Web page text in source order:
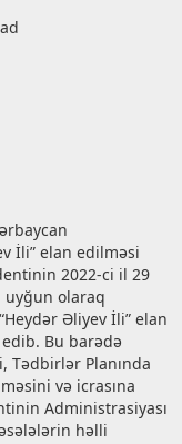
İli” elan edilməsi
2022-ci il 29
uyğun olaraq
Əliyev İli” elan
Bu barədə
Tədbirlər Planında
və icrasına
Administrasiyası
həlli